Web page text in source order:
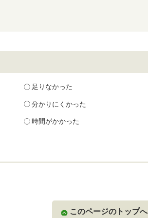
足りなかった
分かりにくかった
時間がかかった
このページのトップへ